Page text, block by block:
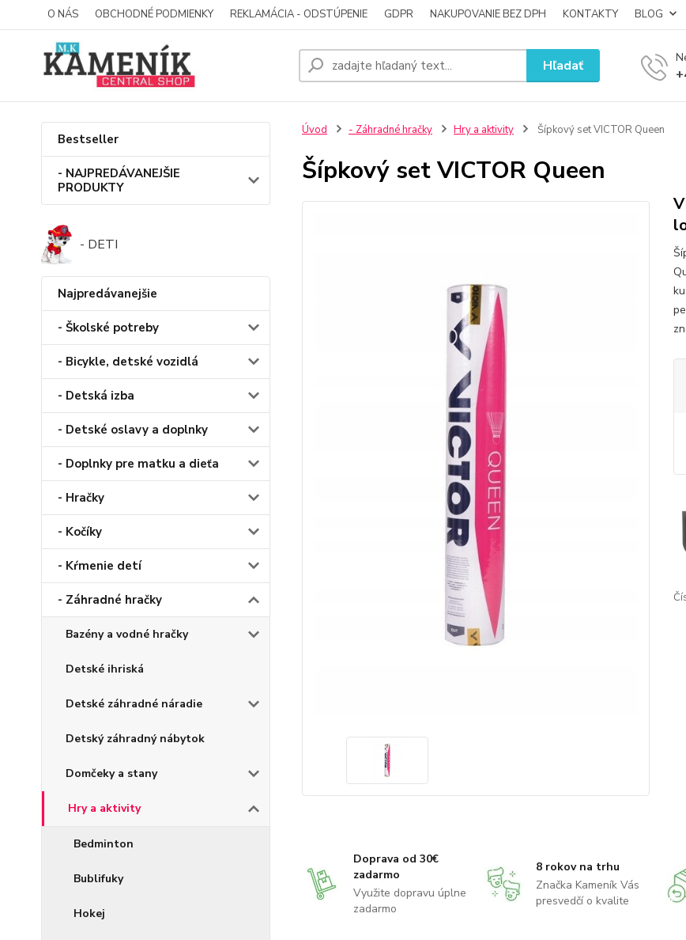
O NÁS OBCHODNÉ PODMIENKY REKLAMÁCIA - ODSTÚPENIE GDPR NAKUPOVANIE BEZ DPH KONTAKTY BLOG
Hľadať
Bestseller
- NAJPREDÁVANEJŠIE
PRODUKTY
- DETI
Najpredávanejšie
- Školské potreby
- Bicykle, detské vozidlá
- Detská izba
- Detské oslavy a doplnky
- Doplnky pre matku a dieťa
- Hračky
- Kočíky
- Kŕmenie detí
- Záhradné hračky
Bazény a vodné hračky
Detské ihriská
Detské záhradné náradie
Detský záhradný nábytok
Domčeky a stany
Hry a aktivity
Bedminton
Bublifuky
Hokej
Úvod - Záhradné hračky Hry a aktivity Šípkový set VICTOR Queen
Šípkový set VICTOR Queen
Doprava od 30€
zadarmo
Využite dopravu úplne
zadarmo
8 rokov na trhu
Značka Kameník Vás
presvedčí o kvalite